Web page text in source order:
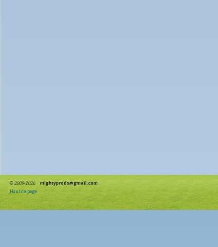
©2009-2026
mightyprods@gmail.com
Haut de page